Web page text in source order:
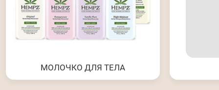
МОЛОЧКО ДЛЯ ТЕЛА